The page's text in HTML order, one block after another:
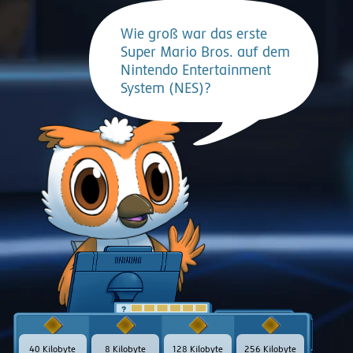
Wie groß war das erste
Super Mario Bros. auf dem
Nintendo Entertainment
System (NES)?
t
40 Kilobyte 8 Kilobyte 128 Kilobyte 256 Kilobyte